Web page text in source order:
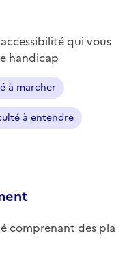
qui vous
handicap
à marcher
à entendre
comprenant des pla